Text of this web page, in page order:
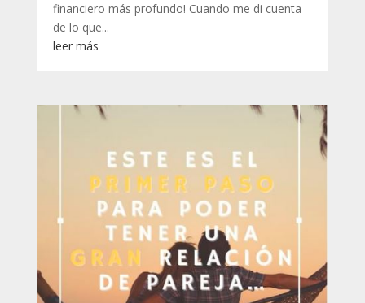
financiero más profundo! Cuando me di cuenta
de lo que...
leer más